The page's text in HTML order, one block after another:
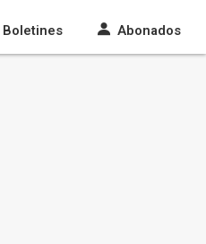
Boletines Abonados